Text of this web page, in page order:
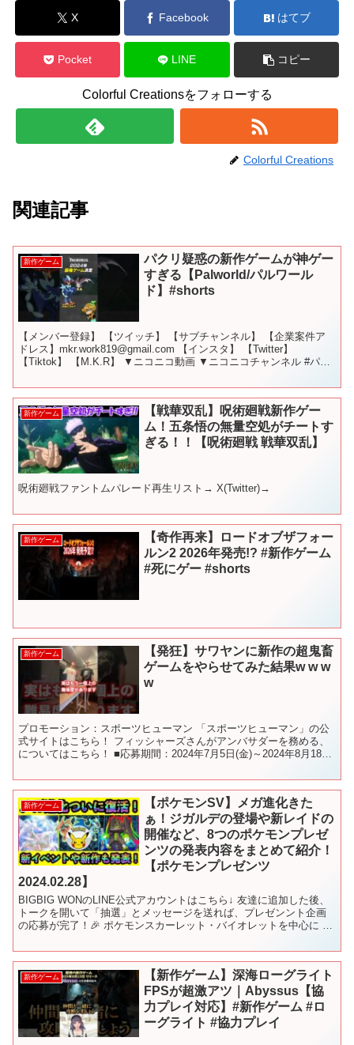
X Facebook はてブ
Pocket LINE コピー
Colorful Creationsをフォローする
Colorful Creations
関連記事
新作ゲーム
パクリ疑惑の新作ゲームが神ゲー
すぎる【Palworld/パルワール
ド】#shorts
【メンバー登録】 【ツイッチ】 【サブチャンネル】 【企業案件ア
ドレス】mkr.work819@gmail.com 【インスタ】 【Twitter】
【Tiktok】 【M.K.R】 ▼ニコニコ動画 ▼ニコニコチャンネル #パル
新作ゲーム
【戦華双乱】呪術廻戦新作ゲー
ム！五条悟の無量空処がチートす
ぎる！！【呪術廻戦 戦華双乱】
呪術廻戦ファントムパレード再生リスト→ X(Twitter)→
新作ゲーム
【奇作再来】ロードオブザフォー
ルン2 2026年発売!? #新作ゲーム
#死にゲー #shorts
新作ゲーム
【発狂】サワヤンに新作の超鬼畜
ゲームをやらせてみた結果w w w
w
プロモーション：スポーツヒューマン 「スポーツヒューマン」の公
式サイトはこちら！ フィッシャーズさんがアンバサダーを務める、
についてはこちら！ ■応募期間：2024年7月5日(金)～2024年8月18日
新作ゲーム
【ポケモンSV】メガ進化きた
ぁ！ジガルデの登場や新レイドの
開催など、8つのポケモンプレゼ
ンツの発表内容をまとめて紹介！
【ポケモンプレゼンツ
2024.02.28】
BIGBIG WONのLINE公式アカウントはこちら↓ 友達に追加した後、
トークを開いて「抽選」とメッセージを送れば、プレゼンント企画
の応募が完了！🎉 ポケモンスカーレット・バイオレットを中心に 最
新作ゲーム
【新作ゲーム】深海ローグライト
FPSが超激アツ｜Abyssus【協
力プレイ対応】#新作ゲーム #ロ
ーグライト #協力プレイ